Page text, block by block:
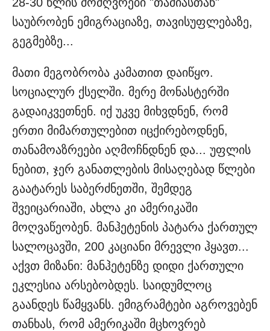
საუბრობენ ემიგრაციაზე, თავისუფლებაზე,
გეგმებზე...
მათი მეგობრობა კამათით დაიწყო.
სოციალურ ქსელში. მერე მონასტერში
გადაიკვეთნენ. იქ უკვე მიხვდნენ, რომ
ერთი მიმართულებით იცქირებოდნენ,
თანამოაზრეები აღმოჩნდნენ და... უფლის
ნებით, ჯერ განათლების მისაღებად წლები
გაატარეს საბერძნეთში, შემდეგ
შვეიცარიაში, ახლა კი ამერიკაში
მოღვაწეობენ. მანჰეტენის პატარა ქართულ
სალოცავში, 200 კაციანი მრევლი ჰყავთ...
აქვთ მიზანი: მანჰეტენზე დიდი ქართული
ეკლესია არსებობდეს. საიდუმლოც
გაანდეს წამყვანს. ემიგრამტები აგროვებენ
თანხას, რომ ამერიკაში მცხოვრებ